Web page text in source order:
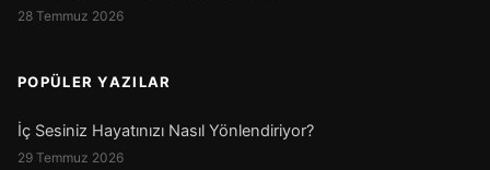
28 Temmuz 2026
POPÜLER YAZILAR
İç Sesiniz Hayatınızı Nasıl Yönlendiriyor?
29 Temmuz 2026